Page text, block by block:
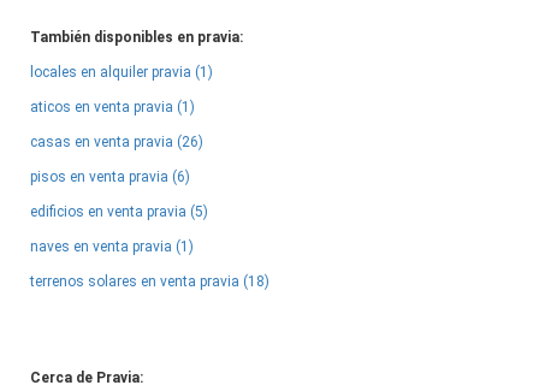
También disponibles en pravia:
locales en alquiler pravia (1)
aticos en venta pravia (1)
casas en venta pravia (26)
pisos en venta pravia (6)
edificios en venta pravia (5)
naves en venta pravia (1)
terrenos solares en venta pravia (18)
Cerca de Pravia: